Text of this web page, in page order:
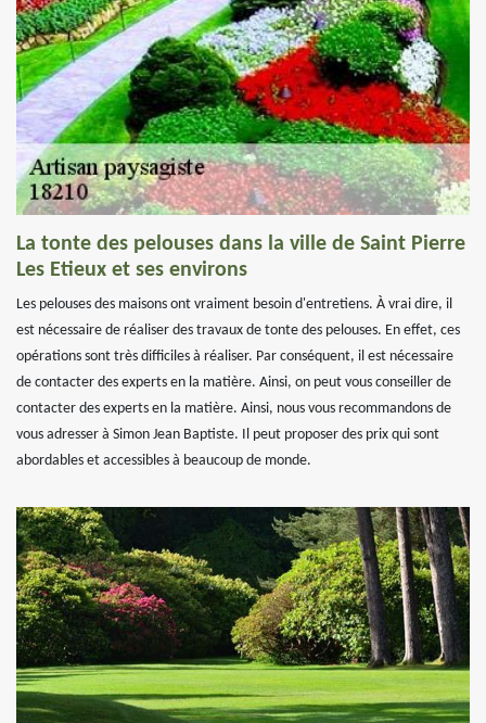
La tonte des pelouses dans la ville de Saint Pierre
Les Etieux et ses environs
Les pelouses des maisons ont vraiment besoin d'entretiens. À vrai dire, il
est nécessaire de réaliser des travaux de tonte des pelouses. En effet, ces
opérations sont très difficiles à réaliser. Par conséquent, il est nécessaire
de contacter des experts en la matière. Ainsi, on peut vous conseiller de
contacter des experts en la matière. Ainsi, nous vous recommandons de
vous adresser à Simon Jean Baptiste. Il peut proposer des prix qui sont
abordables et accessibles à beaucoup de monde.